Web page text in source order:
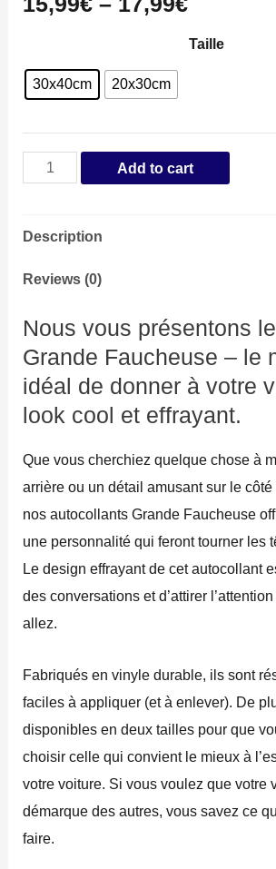
Taille
30x40cm 20x30cm
Stickers
Voiture
quantity
Add to cart
Description
Reviews (0)
Nous vous présentons
Grande Faucheuse – le
idéal de donner à votre
look cool et effrayant.
Que vous cherchiez quelque chose à
arrière ou un détail amusant sur le
nos autocollants Grande Faucheuse
une personnalité qui feront tourner les
Le design effrayant de cet autocollant
des conversations et d’attirer
allez.
Fabriqués en vinyle durable, ils sont
faciles à appliquer (et à enlever). De
disponibles en deux tailles pour que
choisir celle qui convient le mieux à
votre voiture. Si vous voulez que votre
démarque des autres, vous savez ce
faire.